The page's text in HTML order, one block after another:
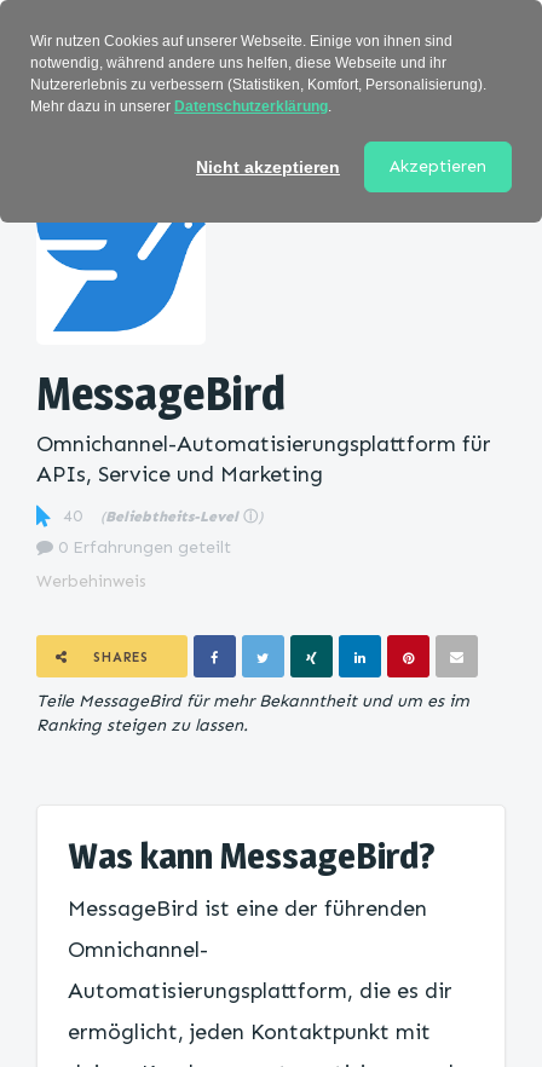
MessageBird
Omnichannel-Automatisierungsplattform für
APIs, Service und Marketing
40 (Beliebtheits-Level ⓘ )
0 Erfahrungen geteilt
Werbehinweis
SHARES
Teile MessageBird für mehr Bekanntheit und um es im
Ranking steigen zu lassen.
Was kann MessageBird?
MessageBird ist eine der führenden
Omnichannel-
Automatisierungsplattform, die es dir
ermöglicht, jeden Kontaktpunkt mit
Wir nutzen Cookies auf unserer Webseite. Einige von ihnen sind
notwendig, während andere uns helfen, diese Webseite und ihr
Nutzererlebnis zu verbessern (Statistiken, Komfort, Personalisierung).
Mehr dazu in unserer Datenschutzerklärung.
Nicht akzeptieren Akzeptieren